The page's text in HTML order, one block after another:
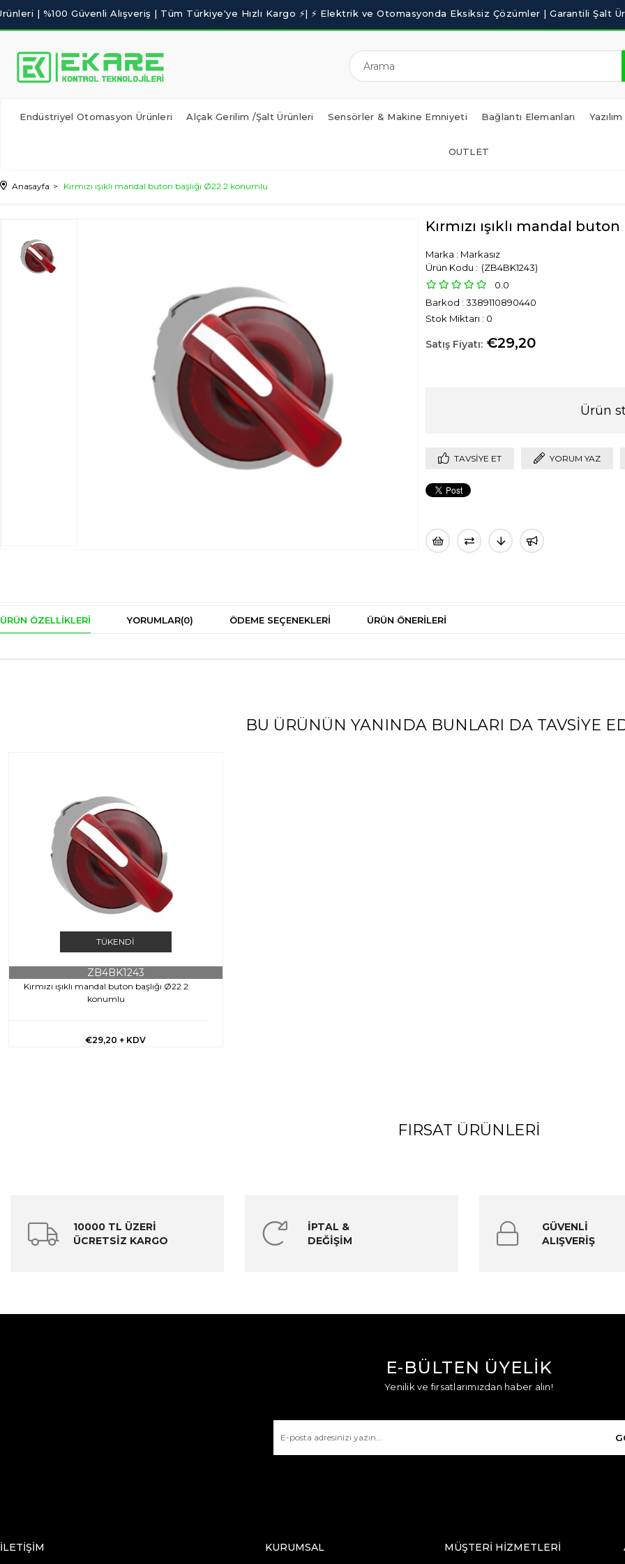
Endüstriyel Otomasyon Ürünleri Alçak Gerilim /Şalt Ürünleri Sensörler & Makine Emniyeti Bağlantı Elemanları
OUTLET
Anasayfa Kırmızı ışıklı mandal buton başlığı Ø22 2 konumlu
Kırmızı ışıklı mandal
Marka : Markasız
(ZB4BK1243)
0.0
Barkod : 3389110890440
Stok Miktarı : 0
€29,20
Ürün
TAVSIYE ET YORUM YAZ
ÜRÜN ÖZELLIKLERI YORUMLAR(0) ÖDEME SEÇENEKLERI ÜRÜN ÖNERILERI
BU ÜRÜNÜN YANINDA BUNLARI DA TAVSIYE
TÜKENDI
Kırmızı ışıklı mandal buton başlığı Ø22 2
konumlu
ZB4BK1243
€29,20+ KDV
FIRSAT ÜRÜNLERI
10000 TL ÜZERİ
ÜCRETSİZ KARGO
İPTAL &
DEĞİŞİM
GÜVENLİ
ALIŞVERİŞ
E-BÜLTEN ÜYELİK
Yenilik ve fırsatlarımızdan haber alın!
İLETİŞİM KURUMSAL MÜŞTERİ HİZMETLERİ